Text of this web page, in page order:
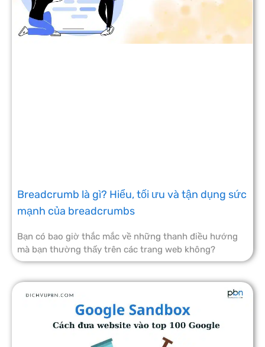
Breadcrumb là gì? Hiểu, tối ưu và tận dụng sức
mạnh của breadcrumbs
Bạn có bao giờ thắc mắc về những thanh điều hướng
mà bạn thường thấy trên các trang web không?